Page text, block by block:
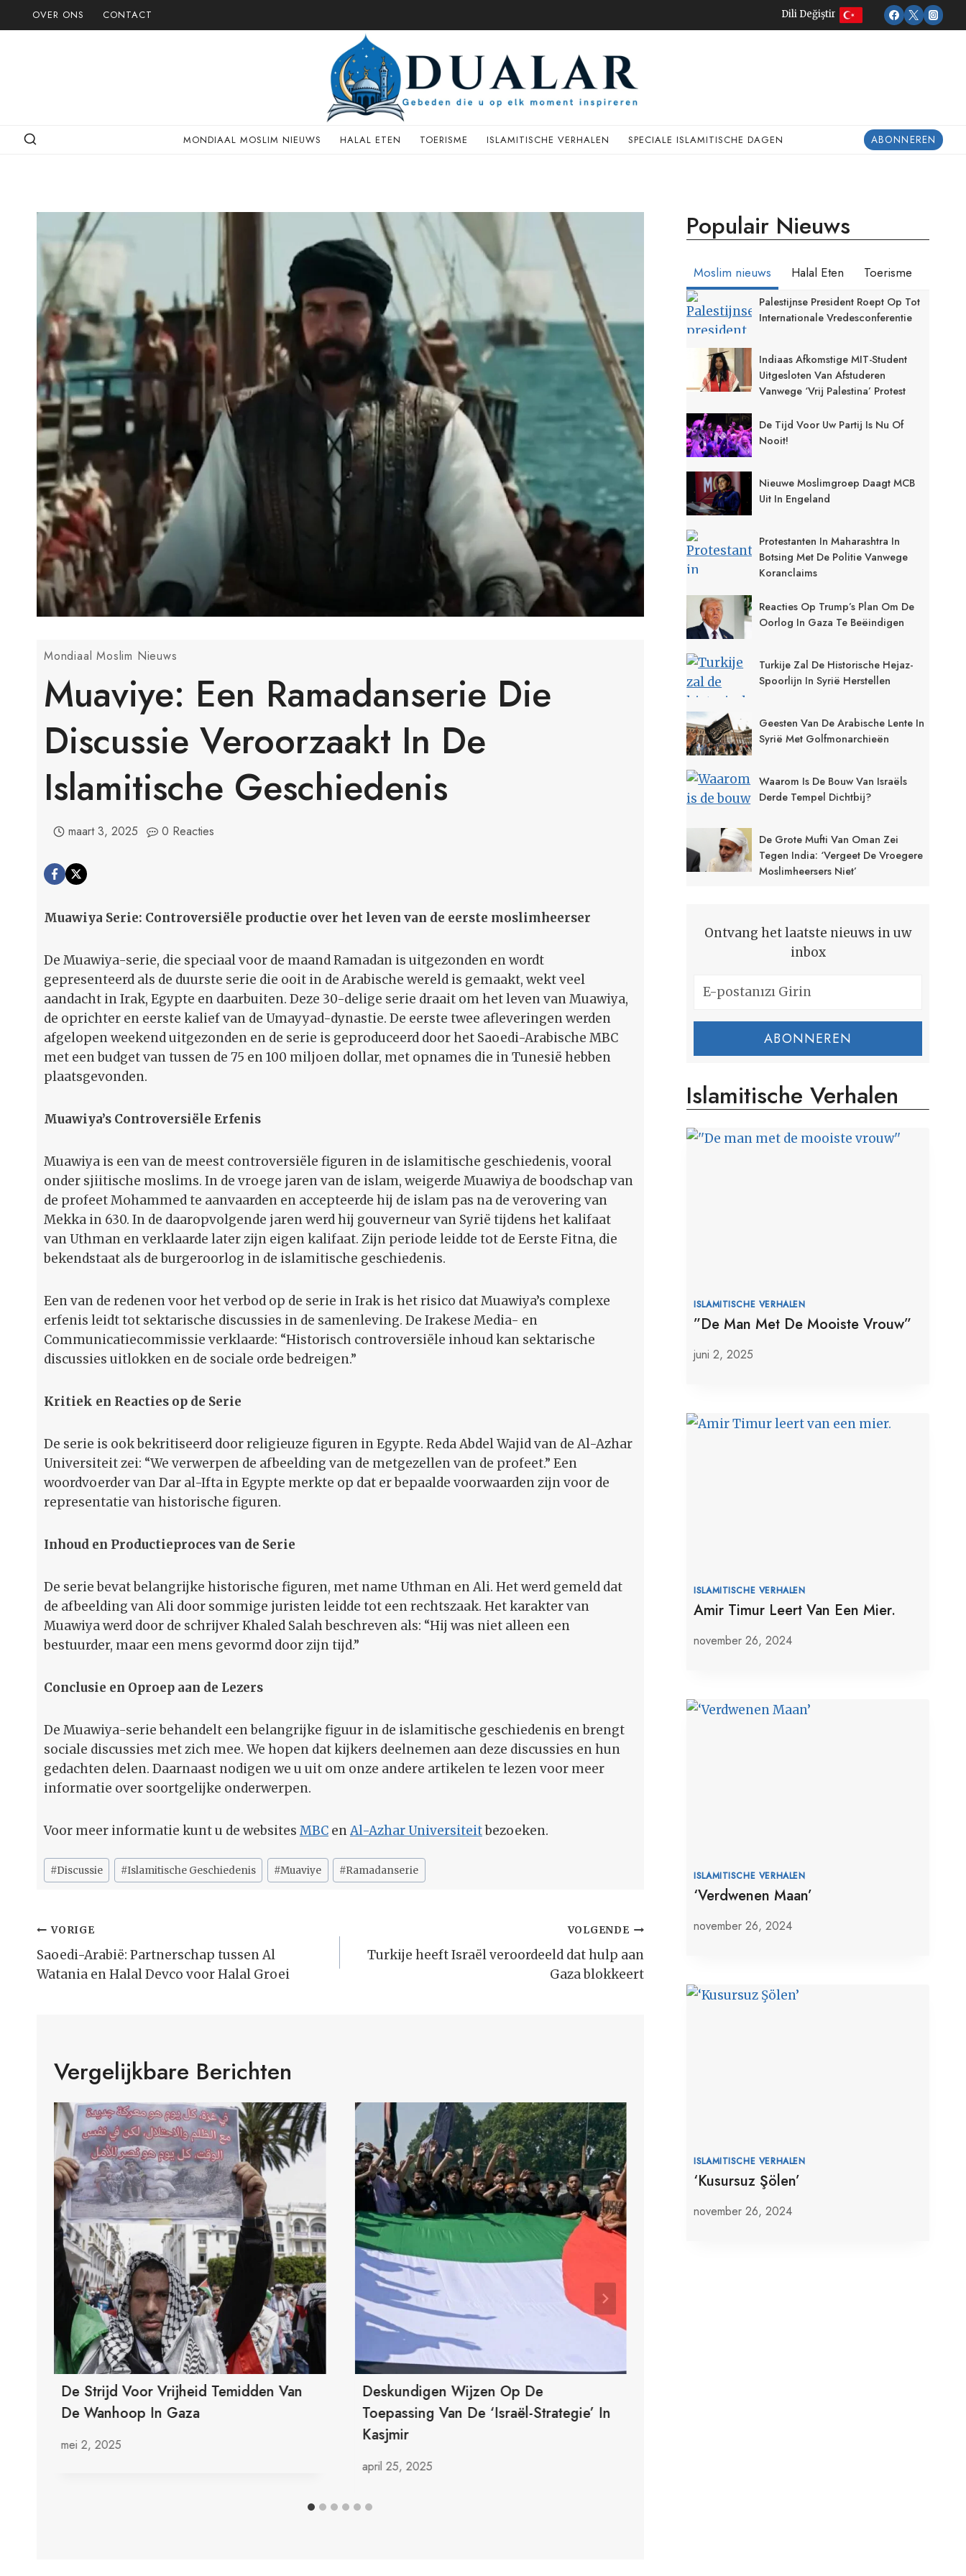
Doorgaan
naar
OVER ONS CONTACT Dili Değiştir
MONDIAAL MOSLIM NIEUWS HALAL ETEN TOERISME ISLAMITISCHE VERHALEN SPECIALE ISLAMITISCHE DAGEN ABONNEREN
Mondiaal Moslim Nieuws
Muaviye: Een Ramadanserie Die
Discussie Veroorzaakt In De
Islamitische Geschiedenis
maart 3, 2025 0 Reacties
Muawiya Serie: Controversiële productie over het leven van de eerste moslimheerser
De Muawiya-serie, die speciaal voor de maand Ramadan is uitgezonden en wordt
gepresenteerd als de duurste serie die ooit in de Arabische wereld is gemaakt, wekt veel
aandacht in Irak, Egypte en daarbuiten. Deze 30-delige serie draait om het leven van Muawiya,
de oprichter en eerste kalief van de Umayyad-dynastie. De eerste twee afleveringen werden
afgelopen weekend uitgezonden en de serie is geproduceerd door het Saoedi-Arabische MBC
met een budget van tussen de 75 en 100 miljoen dollar, met opnames die in Tunesië hebben
plaatsgevonden.
Muawiya’s Controversiële Erfenis
Muawiya is een van de meest controversiële figuren in de islamitische geschiedenis, vooral
onder sjiitische moslims. In de vroege jaren van de islam, weigerde Muawiya de boodschap van
de profeet Mohammed te aanvaarden en accepteerde hij de islam pas na de verovering van
Mekka in 630. In de daaropvolgende jaren werd hij gouverneur van Syrië tijdens het kalifaat
van Uthman en verklaarde later zijn eigen kalifaat. Zijn periode leidde tot de Eerste Fitna, die
bekendstaat als de burgeroorlog in de islamitische geschiedenis.
Een van de redenen voor het verbod op de serie in Irak is het risico dat Muawiya’s complexe
erfenis leidt tot sektarische discussies in de samenleving. De Irakese Media- en
Communicatiecommissie verklaarde: “Historisch controversiële inhoud kan sektarische
discussies uitlokken en de sociale orde bedreigen.”
Kritiek en Reacties op de Serie
De serie is ook bekritiseerd door religieuze figuren in Egypte. Reda Abdel Wajid van de Al-Azhar
Universiteit zei: “We verwerpen de afbeelding van de metgezellen van de profeet.” Een
woordvoerder van Dar al-Ifta in Egypte merkte op dat er bepaalde voorwaarden zijn voor de
representatie van historische figuren.
Inhoud en Productieproces van de Serie
De serie bevat belangrijke historische figuren, met name Uthman en Ali. Het werd gemeld dat
de afbeelding van Ali door sommige juristen leidde tot een rechtszaak. Het karakter van
Muawiya werd door de schrijver Khaled Salah beschreven als: “Hij was niet alleen een
bestuurder, maar een mens gevormd door zijn tijd.”
Conclusie en Oproep aan de Lezers
De Muawiya-serie behandelt een belangrijke figuur in de islamitische geschiedenis en brengt
sociale discussies met zich mee. We hopen dat kijkers deelnemen aan deze discussies en hun
gedachten delen. Daarnaast nodigen we u uit om onze andere artikelen te lezen voor meer
informatie over soortgelijke onderwerpen.
Voor meer informatie kunt u de websites MBC enAl-Azhar Universiteitbezoeken.
Bericht
tags:
#Discussie #Islamitische Geschiedenis #Muaviye #Ramadanserie
Bericht
Navigatie
VORIGE
Saoedi-Arabië: Partnerschap tussen Al
Watania en Halal Devco voor Halal Groei
VOLGENDE
Turkije heeft Israël veroordeeld dat hulp aan
Gaza blokkeert
Vergelijkbare Berichten
De Strijd Voor Vrijheid Temidden Van
De Wanhoop In Gaza
mei 2, 2025
Deskundigen Wijzen Op De
Toepassing Van De ‘Israël-Strategie’ In
Kasjmir
april 25, 2025
Populair Nieuws
Moslim nieuws Halal Eten Toerisme
Palestijnse President Roept Op Tot
Internationale Vredesconferentie
Indiaas Afkomstige MIT-Student
Uitgesloten Van Afstuderen
Vanwege ‘Vrij Palestina’ Protest
De Tijd Voor Uw Partij Is Nu Of
Nooit!
Nieuwe Moslimgroep Daagt MCB
Uit In Engeland
Protestanten In Maharashtra In
Botsing Met De Politie Vanwege
Koranclaims
Reacties Op Trump’s Plan Om De
Oorlog In Gaza Te Beëindigen
Turkije Zal De Historische Hejaz-
Spoorlijn In Syrië Herstellen
Geesten Van De Arabische Lente In
Syrië Met Golfmonarchieën
Waarom Is De Bouw Van Israëls
Derde Tempel Dichtbij?
De Grote Mufti Van Oman Zei
Tegen India: ‘Vergeet De Vroegere
Moslimheersers Niet’
Ontvang het laatste nieuws in uw
inbox
ABONNEREN
Islamitische Verhalen
ISLAMITISCHE VERHALEN
”De Man Met De Mooiste Vrouw”
juni 2, 2025
ISLAMITISCHE VERHALEN
Amir Timur Leert Van Een Mier.
november 26, 2024
ISLAMITISCHE VERHALEN
‘Verdwenen Maan’
november 26, 2024
ISLAMITISCHE VERHALEN
‘Kusursuz Şölen’
november 26, 2024